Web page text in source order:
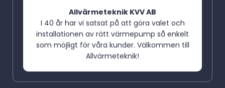
Allvärmeteknik KVV AB
I 40 år har vi satsat på att göra valet och
installationen av rätt värmepump så enkelt
som möjligt för våra kunder. Välkommen till
Allvärmeteknik!